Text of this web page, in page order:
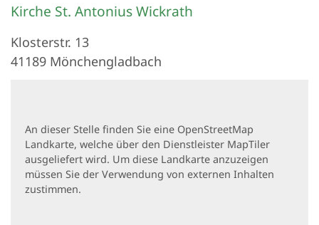
Kirche St. Antonius Wickrath
Klosterstr. 13
41189 Mönchengladbach
An dieser Stelle finden Sie eine OpenStreetMap
Landkarte, welche über den Dienstleister MapTiler
ausgeliefert wird. Um diese Landkarte anzuzeigen
müssen Sie der Verwendung von externen Inhalten
zustimmen.